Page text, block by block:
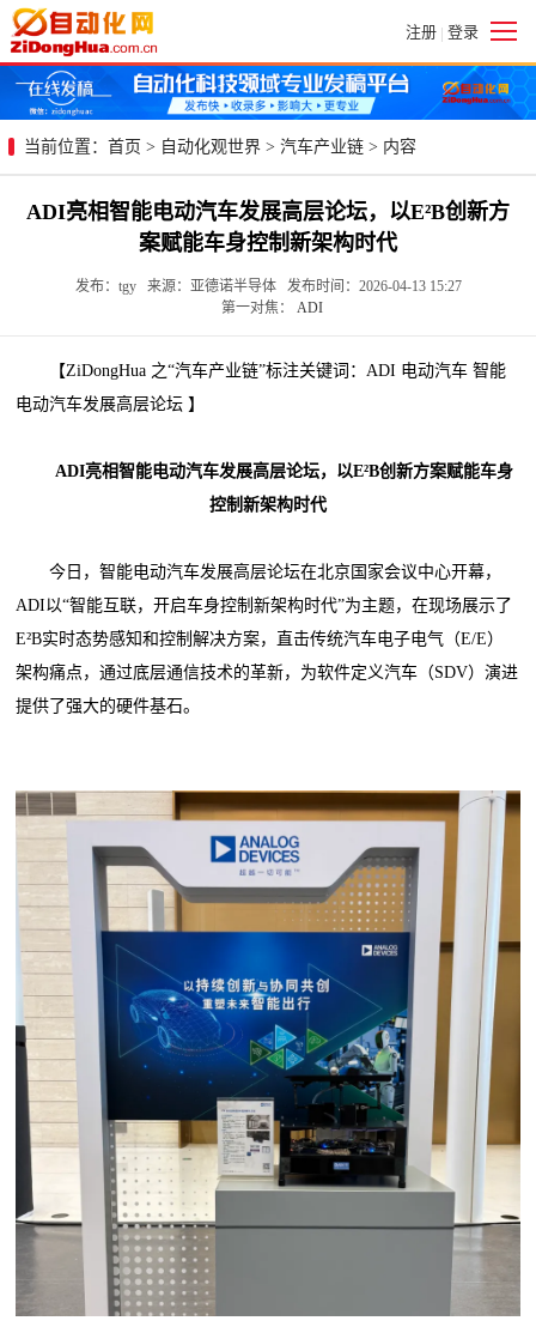
注册 | 登录
当前位置： 首页 > 自动化观世界 > 汽车产业链 > 内容
ADI亮相智能电动汽车发展高层论坛，以E²B创新方
案赋能车身控制新架构时代
发布：tgy 来源：亚德诺半导体 发布时间：2026-04-13 15:27
第一对焦：
ADI
【ZiDongHua 之“汽车产业链”标注关键词：ADI 电动汽车 智能
电动汽车发展高层论坛 】
ADI亮相智能电动汽车发展高层论坛，以E²B创新方案赋能车身
控制新架构时代
今日，智能电动汽车发展高层论坛在‌北京国家会议中心‌开幕，
ADI以“智能互联，开启车身控制新架构时代”为主题，在现场展示了
E²B实时态势感知和控制解决方案，直击传统汽车电子电气（E/E）
架构痛点，通过底层通信技术的革新，为软件定义汽车（SDV）演进
提供了强大的硬件基石。